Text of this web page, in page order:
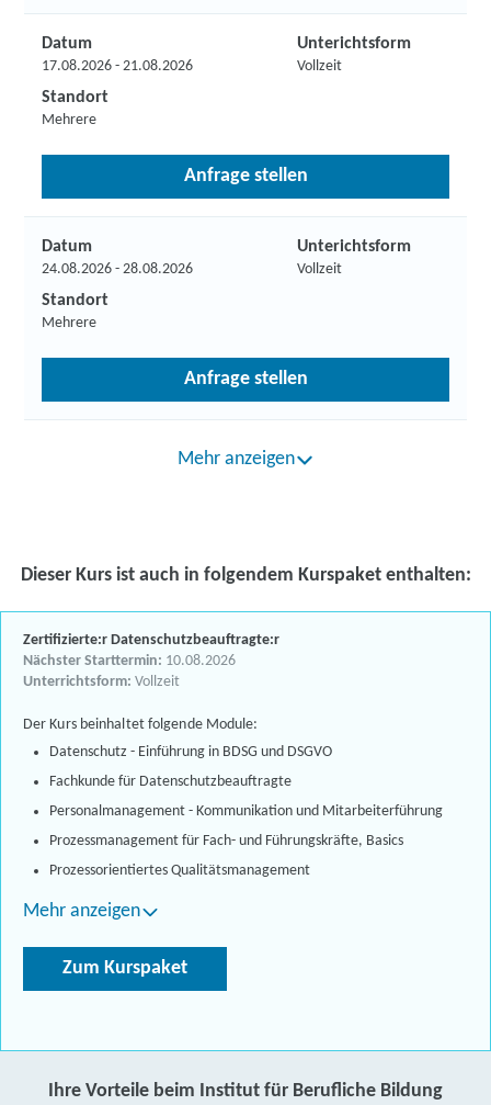
Datum
17.08.2026 - 21.08.2026
Unterichtsform
Vollzeit
Standort
Mehrere
Anfrage stellen
Datum
24.08.2026 - 28.08.2026
Unterichtsform
Vollzeit
Standort
Mehrere
Anfrage stellen
Mehr anzeigen
Dieser Kurs ist auch in folgendem Kurspaket enthalten:
Zertifizierte:r Datenschutzbeauftragte:r
Nächster Starttermin: 10.08.2026
Unterrichtsform: Vollzeit
Der Kurs beinhaltet folgende Module:
Datenschutz - Einführung in BDSG und DSGVO
Fachkunde für Datenschutzbeauftragte
Personalmanagement - Kommunikation und Mitarbeiterführung
Prozessmanagement für Fach- und Führungskräfte, Basics
Prozessorientiertes Qualitätsmanagement
Mehr anzeigen
Zum Kurspaket
Ihre Vorteile beim Institut für Berufliche Bildung